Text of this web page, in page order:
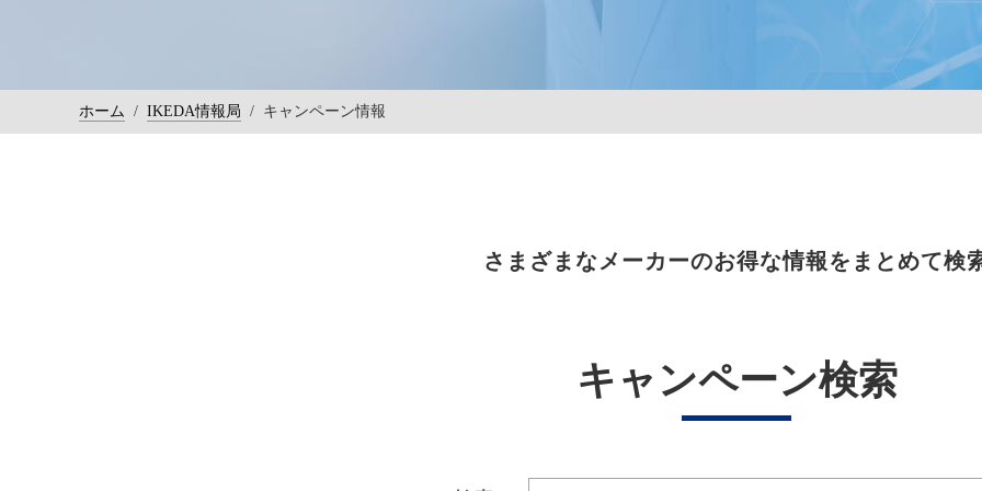
ホーム / IKEDA情報局 / キャンペーン情報
さまざまなメーカーのお得な情報をまとめて検
キャンペーン検索